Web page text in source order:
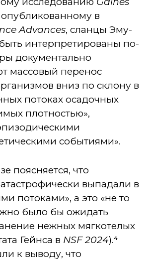
опубликованному в
Advances, сланцы Эму-
интерпретированы по-
документально
массовый перенос
вниз по склону в
потоках осадочных
плотностью»,
событиями».
поясняется, что
выпадали в
потоками», а это «не то
было бы ожидать
нежных мягкотелых
Гейнса в NSF 2024).⁴
к выводу, что